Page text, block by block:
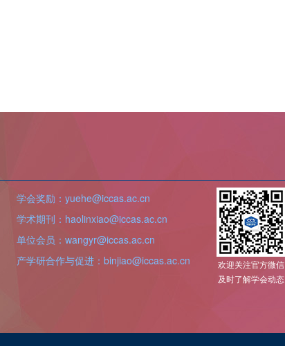
学会奖励：yuehe@iccas.ac.cn
学术期刊：haolinxiao@iccas.ac.cn
单位会员：wangyr@iccas.ac.cn
产学研合作与促进：binjiao@iccas.ac.cn
欢迎关注官方微信
及时了解学会动态